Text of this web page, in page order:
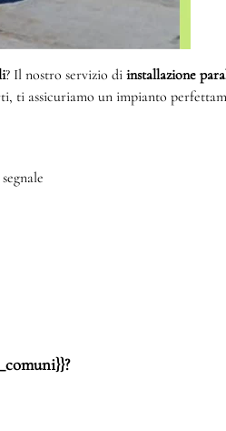
? Il nostro servizio di installazione
ti assicuriamo un impianto